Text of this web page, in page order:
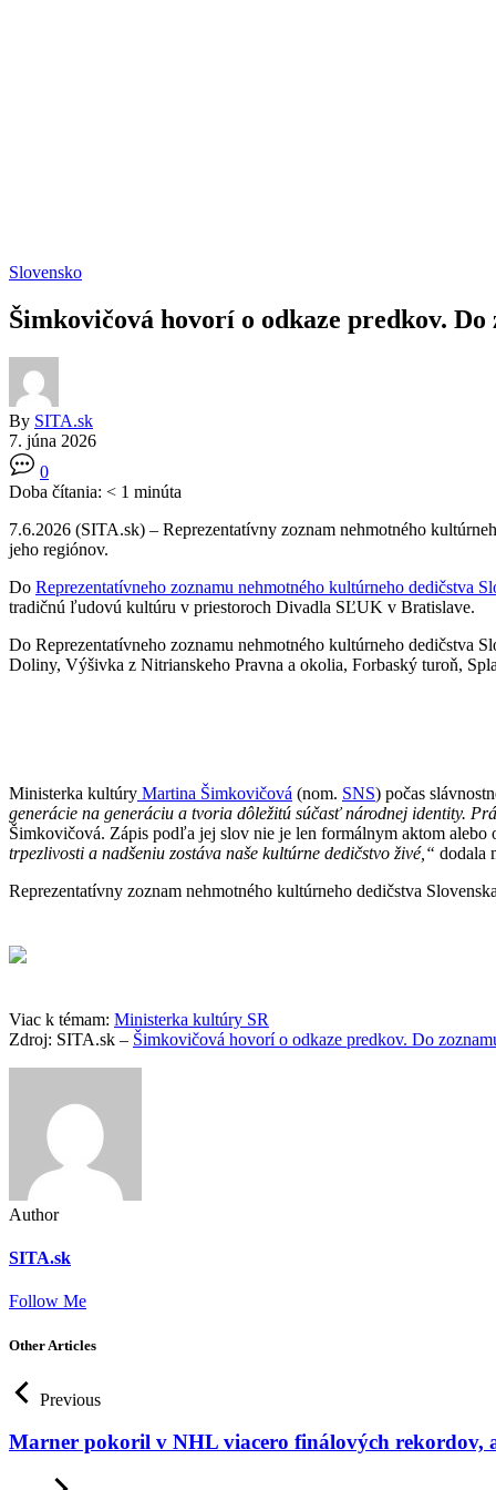
Slovensko
Šimkovičová hovorí o odkaze predkov.
By SITA.sk
7. júna 2026
0
Doba čítania: < 1 minúta
7.6.2026 (SITA.sk) – Reprezentatívny zoznam nehmotného
jeho regiónov.
Do Reprezentatívneho zoznamu nehmotného kultúrneho dedičstva
tradičnú ľudovú kultúru v priestoroch Divadla SĽUK v Bratislave.
Do Reprezentatívneho zoznamu nehmotného kultúrneho dedičstva
Doliny, Výšivka z Nitrianskeho Pravna a okolia, Forbaský turoň,
Ministerka kultúry Martina Šimkovičová (nom. SNS) počas
generácie na generáciu a tvoria dôležitú súčasť národnej identity.
Šimkovičová. Zápis podľa jej slov nie je len formálnym aktom
trpezlivosti a nadšeniu zostáva naše kultúrne dedičstvo živé,“ dodala
Reprezentatívny zoznam nehmotného kultúrneho dedičstva
Viac k témam: Ministerka kultúry SR
Zdroj: SITA.sk – Šimkovičová hovorí o odkaze predkov. Do
Author
SITA.sk
Follow Me
Other Articles
Previous
Marner pokoril v NHL viacero finálových rekordov,